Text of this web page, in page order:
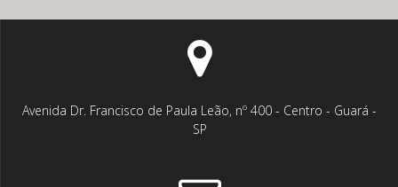
Avenida Dr. Francisco de Paula Leão, nº 400 - Centro - Guará -
SP